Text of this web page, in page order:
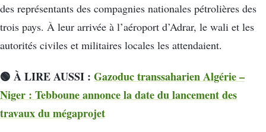
des représentants des compagnies nationales pétrolières des
trois pays. À leur arrivée à l’aéroport d’Adrar, le wali et les
autorités civiles et militaires locales les attendaient.
🟢 À LIRE AUSSI : Gazoduc transsaharien Algérie –
Niger : Tebboune annonce la date du lancement des
travaux du mégaprojet